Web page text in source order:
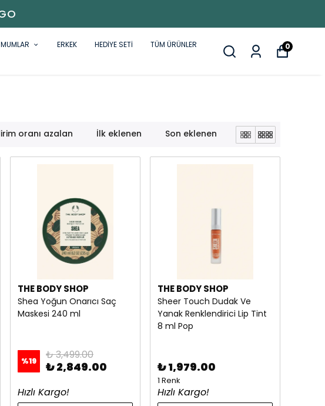
MUMLAR ERKEK HEDİYE SETİ
TÜM ÜRÜNLER
0
oranı azalan İlk eklenen Son eklenen
THE BODY SHOP
Shea Yoğun Onarıcı Saç
Maskesi 240 ml
%19 ₺ 3,499.00
₺ 2,849.00
Hızlı Kargo!
THE BODY SHOP
Sheer Touch Dudak Ve
Yanak Renklendirici Lip Tint
8 ml Pop
₺ 1,979.00
1 Renk
Hızlı Kargo!